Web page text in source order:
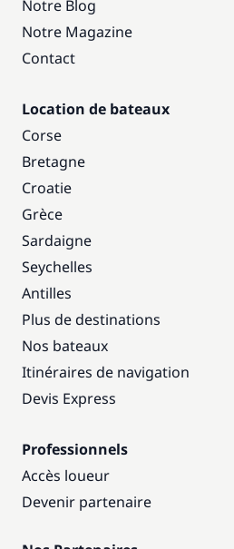
Notre Blog
Notre Magazine
Contact
Location de bateaux
Corse
Bretagne
Croatie
Grèce
Sardaigne
Seychelles
Antilles
Plus de destinations
Nos bateaux
Itinéraires de navigation
Devis Express
Professionnels
Accès loueur
Devenir partenaire